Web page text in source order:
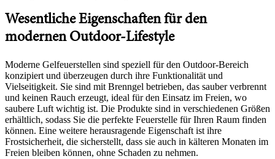
Wesentliche Eigenschaften für den
modernen Outdoor-Lifestyle
Moderne Gelfeuerstellen sind speziell für den Outdoor-Bereich
konzipiert und überzeugen durch ihre Funktionalität und
Vielseitigkeit. Sie sind mit Brenngel betrieben, das sauber verbrennt
und keinen Rauch erzeugt, ideal für den Einsatz im Freien, wo
saubere Luft wichtig ist. Die Produkte sind in verschiedenen Größen
erhältlich, sodass Sie die perfekte Feuerstelle für Ihren Raum finden
können. Eine weitere herausragende Eigenschaft ist ihre
Frostsicherheit, die sicherstellt, dass sie auch in kälteren Monaten im
Freien bleiben können, ohne Schaden zu nehmen.